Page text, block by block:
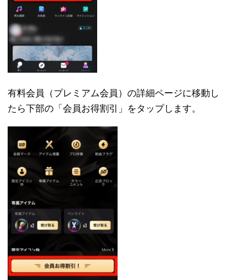
有料会員（プレミアム会員）の詳細ページに移動し
たら下部の「会員お得割引」をタップします。